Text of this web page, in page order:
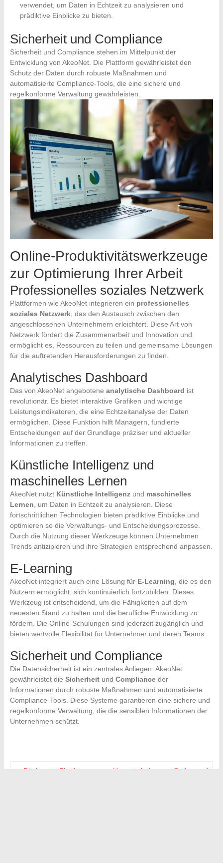
verwendet, um Daten in Echtzeit zu analysieren und
prädiktive Einblicke zu bieten.
Sicherheit und Compliance
Sicherheit und Compliance stehen im Mittelpunkt der
Entwicklung von AkeoNet. Die Plattform gewährleistet den
Schutz der Daten durch robuste Maßnahmen und
automatisierte Compliance-Tools, die eine sichere und
regelkonforme Verwaltung gewährleisten.
Online-Produktivitätswerkzeuge
zur Optimierung Ihrer Arbeit
Professionelles soziales Netzwerk
Plattformen wie AkeoNet integrieren ein professionelles
soziales Netzwerk, das den Austausch zwischen den
angeschlossenen Unternehmern erleichtert. Diese Art von
Netzwerk fördert die Zusammenarbeit und Innovation und
ermöglicht es, Ressourcen zu teilen und gemeinsame Lösungen
für die auftretenden Herausforderungen zu finden.
Analytisches Dashboard
Das von AkeoNet angebotene analytische Dashboard ist
revolutionär. Es bietet interaktive Grafiken und wichtige
Leistungsindikatoren, die eine Echtzeitanalyse der Daten
ermöglichen. Diese Funktion hilft Managern, fundierte
Entscheidungen auf der Grundlage präziser und aktueller
Informationen zu treffen.
Künstliche Intelligenz und
maschinelles Lernen
AkeoNet nutzt Künstliche Intelligenzund maschinelles
Lernen, um Daten in Echtzeit zu analysieren. Diese
fortschrittlichen Technologien bieten prädiktive Einblicke und
optimieren so die Verwaltungs- und Entscheidungsprozesse.
Durch die Nutzung dieser Werkzeuge können Unternehmen
Trends antizipieren und ihre Strategien entsprechend anpassen.
E-Learning
AkeoNet integriert auch eine Lösung für E-Learning, die es den
Nutzern ermöglicht, sich kontinuierlich fortzubilden. Dieses
Werkzeug ist entscheidend, um die Fähigkeiten auf dem
neuesten Stand zu halten und die berufliche Entwicklung zu
fördern. Die Online-Schulungen sind jederzeit zugänglich und
bieten wertvolle Flexibilität für Unternehmer und deren Teams.
Sicherheit und Compliance
Die Datensicherheit ist ein zentrales Anliegen. AkeoNet
gewährleistet die Sicherheitund Complianceder
Informationen durch robuste Maßnahmen und automatisierte
Compliance-Tools. Diese Systeme garantieren eine sichere und
regelkonforme Verwaltung, die die sensiblen Informationen der
Unternehmen schützt.
Die besten Plattformen zum Herunterladen von Serien und